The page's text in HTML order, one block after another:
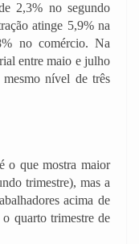
2,3% no segundo
atinge 5,9% na
no comércio. Na
entre maio e julho
nível de três
o que mostra maior
trimestre), mas a
acima de
quarto trimestre de